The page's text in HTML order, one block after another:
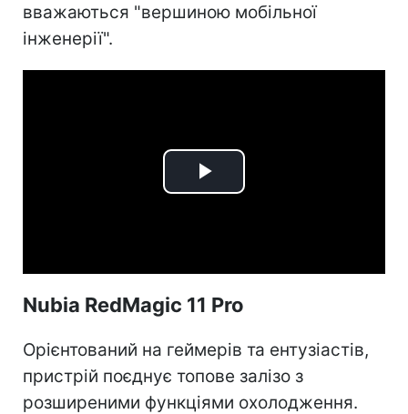
вважаються "вершиною мобільної
інженерії".
Play
Nubia RedMagic 11 Pro
Орієнтований на геймерів та ентузіастів,
пристрій поєднує топове залізо з
розширеними функціями охолодження.